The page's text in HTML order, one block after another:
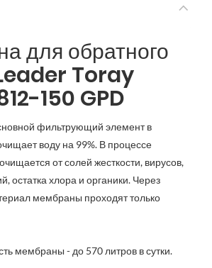
для обратного
Toray
150 GPD
фильтрующий элемент в
воду на 99%. В процессе
от солей жесткости, вирусов,
остатка хлора и органики. Через
мембраны проходят только
мембраны - до 570 литров в сутки.